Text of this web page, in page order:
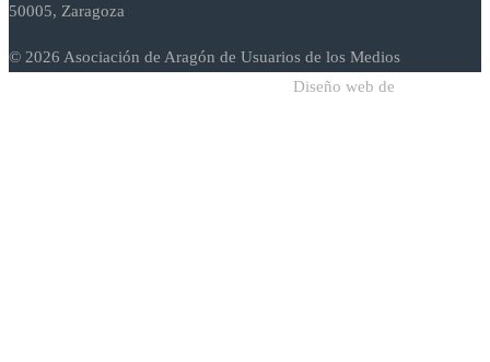
50005, Zaragoza
© 2026 Asociación de Aragón de Usuarios de los Medios
Diseño web de